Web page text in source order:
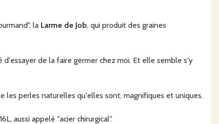
la Larme de Job, qui produit des graines
de la faire germer chez moi. Et elle semble s'y
les perles naturelles qu'elles sont, magnifiques et uniques.
aussi appelé "acier chirurgical".